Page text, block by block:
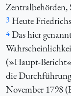
Zentralbehörden,
3 Heute
4Das hier
(»Haupt-
die
November 1798